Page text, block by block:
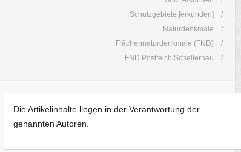
Schutzgebiete [erkunden]
Naturdenkmale
Flächennaturdenkmale (FND)
FND Postteich Schellerhau
Die Artikelinhalte liegen in der Verantwortung der
genannten Autoren.